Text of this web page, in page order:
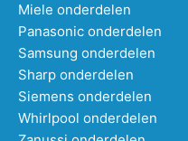
Miele onderdelen
Panasonic onderdelen
Samsung onderdelen
Sharp onderdelen
Siemens onderdelen
Whirlpool onderdelen